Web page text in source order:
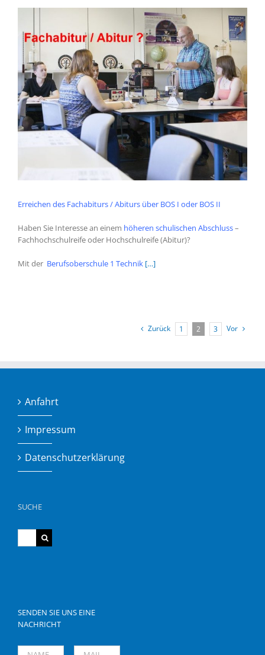
Erreichen des Fachabiturs / Abiturs über BOS I oder BOS II
Haben Sie Interesse an einem höheren schulischen Abschluss–
Fachhochschulreife oder Hochschulreife (Abitur)?
Mit der Berufsoberschule 1 Technik […]
Zurück 1 2 3 Vor
Anfahrt
Impressum
Datenschutzerklärung
SUCHE
nach:
SENDEN SIE UNS EINE
NACHRICHT